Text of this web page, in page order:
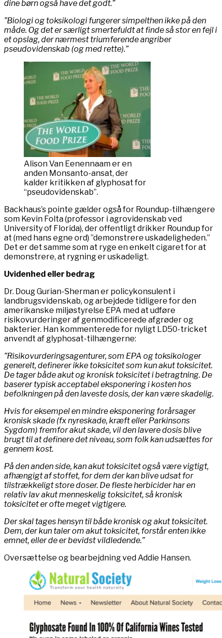
dine børn også have det godt.”
”Biologi og toksikologi fungerer simpelthen ikke på den
måde. Og det er særligt smertefuldt at finde så stor en fejl i
et opslag, der nærmest triumferende angriber
pseudovidenskab (og med rette).”
Alison Van Eenennaam er en
anden Monsanto-ansat, der
kalder kritikken af glyphosat for
“pseudovidenskab”.
Backhaus’s pointe gælder også for Roundup-tilhængere
som Kevin Folta (professor i agrovidenskab ved
University of Florida), der offentligt drikker Roundup for
at (med hans egne ord) ”demonstrere uskadeligheden.”
Det er det samme som at ryge en enkelt cigaret for at
demonstrere, at rygning er uskadeligt.
Uvidenhed eller bedrag
Dr. Doug Gurian-Sherman er policykonsulent i
landbrugsvidenskab, og arbejdede tidligere for den
amerikanske miljøstyrelse EPA med at udføre
risikovurderinger af genmodificerede afgrøder og
bakterier. Han kommenterede for nyligt LD50-tricket
anvendt af glyphosat-tilhængerne:
”Risikovurderingsagenturer, som EPA og toksikologer
generelt, definerer ikke toksicitet som kun akut toksicitet.
De tager både akut og kronisk toksicitet i betragtning. De
baserer typisk acceptabel eksponering i kosten hos
befolkningen på den laveste dosis, der kan være skadelig.
Hvis for eksempel en mindre eksponering forårsager
kronisk skade (fx nyreskade, kræft eller Parkinsons
Sygdom) fremfor akut skade, vil den lavere dosis blive
brugt til at definere det niveau, som folk kan udsættes for
gennem kost.
På den anden side, kan akut toksicitet også være vigtigt,
afhængigt af stoffet, for dem der kan blive udsat for
tilstrækkeligt store doser. De fleste herbicider har en
relativ lav akut menneskelig toksicitet, så kronisk
toksicitet er ofte meget vigtigere.
Der skal tages hensyn til både kronisk og akut toksicitet.
Dem, der kun taler om akut toksicitet, forstår enten ikke
emnet, eller de er bevidst vildledende.”
Oversættelse og bearbejdning ved Addie Hansen.